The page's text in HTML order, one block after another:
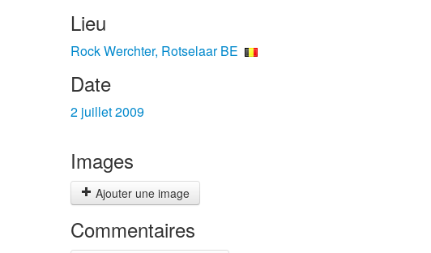
Lieu
Rock Werchter, Rotselaar BE
Date
2 juillet 2009
Images
Ajouter une image
Commentaires